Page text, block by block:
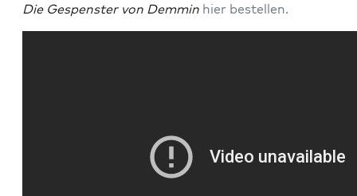
Die Gespens­ter von Dem­min hier bestel­len.